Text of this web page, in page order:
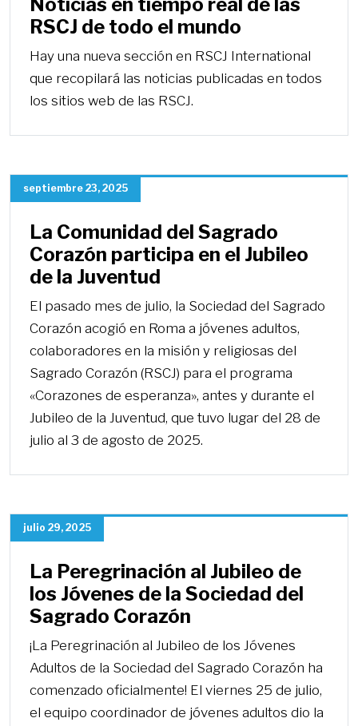
RSCJ de todo el mundo
Hay una nueva sección en RSCJ International
que recopilará las noticias publicadas en todos
los sitios web de las RSCJ.
septiembre 23, 2025
La Comunidad del Sagrado
Corazón participa en el Jubileo
de la Juventud
El pasado mes de julio, la Sociedad del Sagrado
Corazón acogió en Roma a jóvenes adultos,
colaboradores en la misión y religiosas del
Sagrado Corazón (RSCJ) para el programa
«Corazones de esperanza», antes y durante el
Jubileo de la Juventud, que tuvo lugar del 28 de
julio al 3 de agosto de 2025.
julio 29, 2025
La Peregrinación al Jubileo de
los Jóvenes de la Sociedad del
Sagrado Corazón
¡La Peregrinación al Jubileo de los Jóvenes
Adultos de la Sociedad del Sagrado Corazón ha
comenzado oficialmente! El viernes 25 de julio,
el equipo coordinador de jóvenes adultos dio la